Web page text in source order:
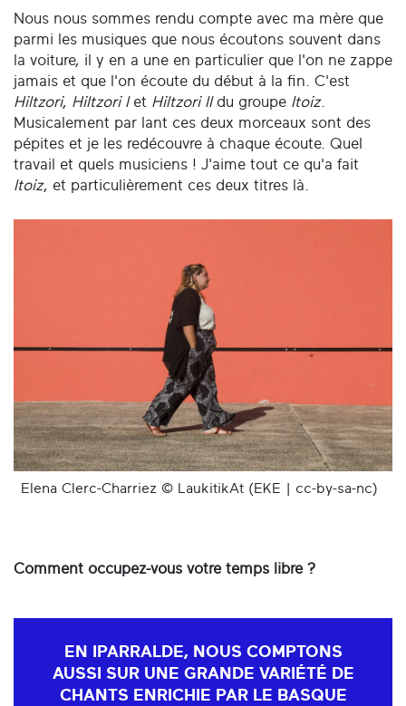
Nous nous sommes rendu compte avec ma mère que
parmi les musiques que nous écoutons souvent dans
la voiture, il y en a une en particulier que l'on ne zappe
jamais et que l'on écoute du début à la fin. C'est
Hiltzori, Hiltzori Iet Hiltzori IIdu groupe Itoiz.
Musicalement par lant ces deux morceaux sont des
pépites et je les redécouvre à chaque écoute. Quel
travail et quels musiciens ! J'aime tout ce qu'a fait
Itoiz, et particulièrement ces deux titres là.
Elena Clerc-Charriez © LaukitikAt (EKE | cc-by-sa-nc)
Comment occupez-vous votre temps libre ?
EN IPARRALDE, NOUS COMPTONS
AUSSI SUR UNE GRANDE VARIÉTÉ DE
CHANTS ENRICHIE PAR LE BASQUE